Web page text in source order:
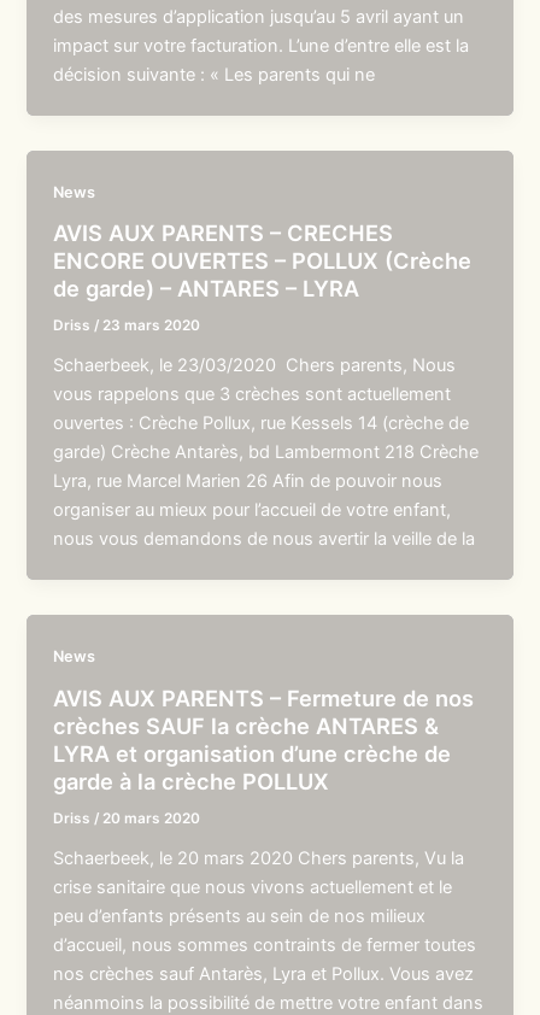
des mesures d’application jusqu’au 5 avril ayant un
impact sur votre facturation. L’une d’entre elle est la
décision suivante : « Les parents qui ne
News
AVIS AUX PARENTS – CRECHES
ENCORE OUVERTES – POLLUX (Crèche
de garde) – ANTARES – LYRA
Driss / 23 mars 2020
Schaerbeek, le 23/03/2020 Chers parents, Nous
vous rappelons que 3 crèches sont actuellement
ouvertes : Crèche Pollux, rue Kessels 14 (crèche de
garde) Crèche Antarès, bd Lambermont 218 Crèche
Lyra, rue Marcel Marien 26 Afin de pouvoir nous
organiser au mieux pour l’accueil de votre enfant,
nous vous demandons de nous avertir la veille de la
News
AVIS AUX PARENTS – Fermeture de nos
crèches SAUF la crèche ANTARES &
LYRA et organisation d’une crèche de
garde à la crèche POLLUX
Driss / 20 mars 2020
Schaerbeek, le 20 mars 2020 Chers parents, Vu la
crise sanitaire que nous vivons actuellement et le
peu d’enfants présents au sein de nos milieux
d’accueil, nous sommes contraints de fermer toutes
nos crèches sauf Antarès, Lyra et Pollux. Vous avez
néanmoins la possibilité de mettre votre enfant dans